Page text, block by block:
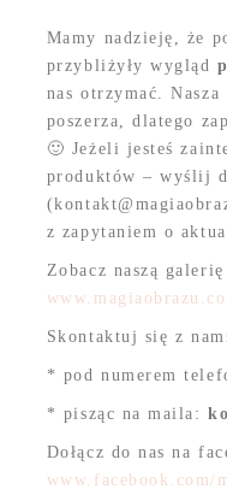
Mamy nadzieję, że
przybliżyły wygląd
nas otrzymać. Nasza
poszerza, dlatego
🙂 Jeżeli jesteś
produktów – wyślij
z zapytaniem o
Zobacz naszą
Skontaktuj się z
* pod numerem
* pisząc na maila:
Dołącz do nas na
www.facebook.com/